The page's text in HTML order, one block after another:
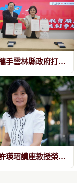
臺師大攜手雲林縣政府打造公立教育新典範 共設「雲林縣立臺灣師大高級中等學校」
科教所許瑛玿講座教授榮任東亞科學教育學會理事長 並獲傑出研究獎